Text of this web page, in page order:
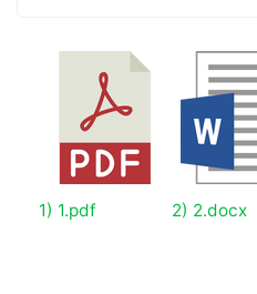
1) 1.pdf 2) 2.docx